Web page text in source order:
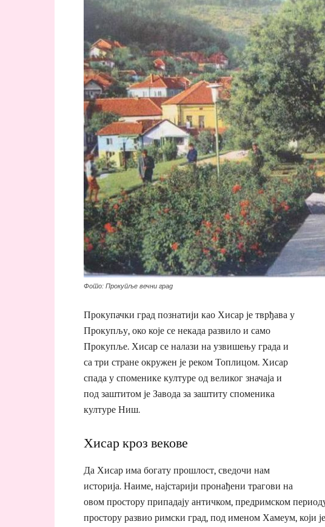
Фото: Прокупље вечни град
Прокупачки град познатији као Хисар је тврђава у
Прокупљу, око које се некада развило и само
Прокупље. Хисар се налази на узвишењу града и
са три стране окружен је реком Топлицом. Хисар
спада у споменике културе од великог значаја и
под заштитом је Завода за заштиту споменика
културе Ниш.
Хисар кроз векове
Да Хисар има богату прошлост, сведочи нам
историја. Наиме, најстарији пронађени трагови на
овом простору припадају античком, предримском
простору развио римски град, под именом Хамеум, који